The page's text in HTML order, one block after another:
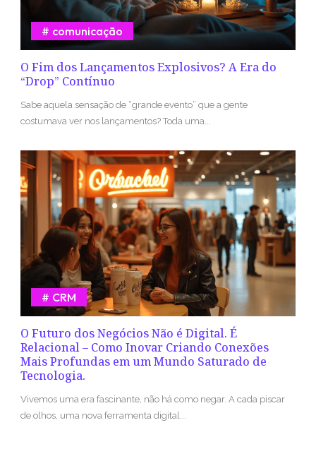
O Fim dos Lançamentos Explosivos? A Era do
“Drop” Contínuo
comunicação
Sabe aquela sensação de “grande evento” que a gente
costumava ver nos lançamentos? Toda uma...
O Futuro dos Negócios Não é Digital. É
Relacional – Como Inovar Criando Conexões
Mais Profundas em um Mundo Saturado de
Tecnologia.
CRM
Vivemos uma era fascinante, não há como negar. A cada piscar
de olhos, uma nova ferramenta digital...